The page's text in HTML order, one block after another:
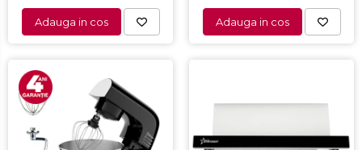
Adauga in cos Adauga in cos